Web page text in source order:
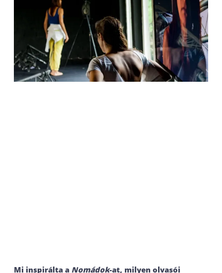
Mi inspirálta a Nomádok-at, milyen olvasói